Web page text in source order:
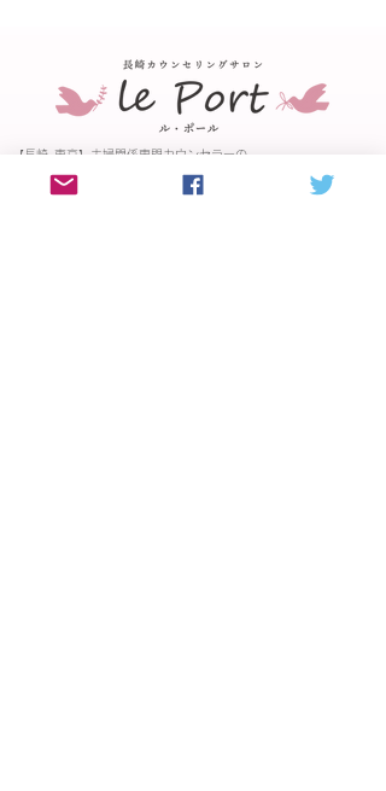
【長崎･東京】夫婦関係専門カウンセラーの
松尾聡子が運営するカウンセリングサロン